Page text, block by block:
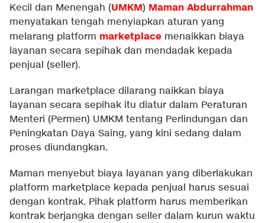
Kecil dan Menengah (UMKM) Maman Abdurrahman
menyatakan tengah menyiapkan aturan yang
melarang platform marketplace menaikkan biaya
layanan secara sepihak dan mendadak kepada
penjual (seller).
Larangan marketplace dilarang naikkan biaya
layanan secara sepihak itu diatur dalam Peraturan
Menteri (Permen) UMKM tentang Perlindungan dan
Peningkatan Daya Saing, yang kini sedang dalam
proses diundangkan.
Maman menyebut biaya layanan yang diberlakukan
platform marketplace kepada penjual harus sesuai
dengan kontrak. Pihak platform harus memberikan
kontrak berjangka dengan seller dalam kurun waktu